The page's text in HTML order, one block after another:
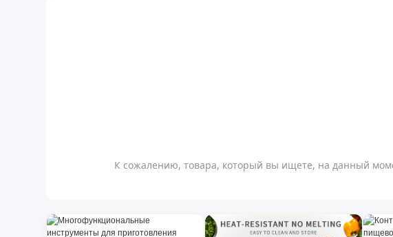
К сожалению, товара, который вы ищете, на данный